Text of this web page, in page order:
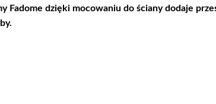
Fadome dzięki mocowaniu do ściany dodaje